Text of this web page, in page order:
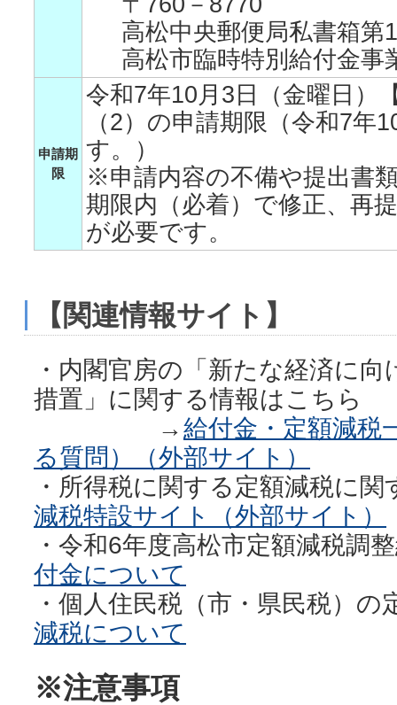
高松中央郵便局私書箱第
高松市臨時特別給付金事
申請期
限
令和7年10月3日（金曜日）
（2）の申請期限（令和7年
す。）
※申請内容の不備や提出書
期限内（必着）で修正、再
が必要です。
【関連情報サイト】
・内閣官房の「新たな経済に
措置」に関する情報はこちら
→給付金・定額減税
る質問）（外部サイト）
・所得税に関する定額減税に
減税特設サイト（外部サイト）
・令和6年度高松市定額減税調
付金について
・個人住民税（市・県民税）
減税について
※注意事項